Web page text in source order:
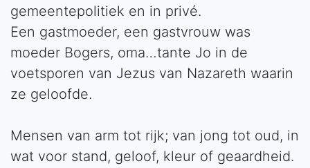
gemeentepolitiek en in privé.
Een gastmoeder, een gastvrouw was
moeder Bogers, oma…tante Jo in de
voetsporen van Jezus van Nazareth waarin
ze geloofde.
Mensen van arm tot rijk; van jong tot oud, in
wat voor stand, geloof, kleur of geaardheid.